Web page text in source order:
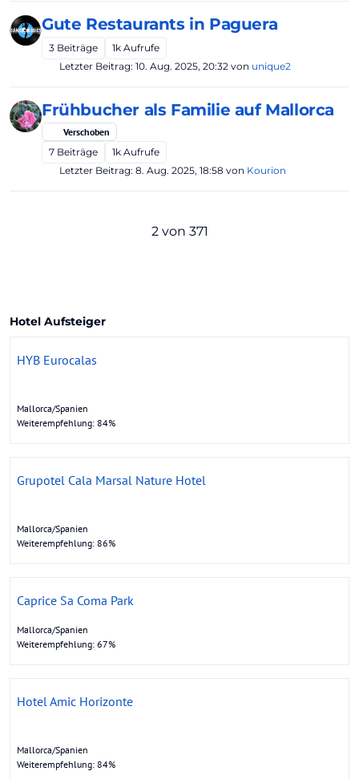
Gute Restaurants in Paguera
3 Beiträge 1k Aufrufe
Letzter Beitrag: 10. Aug. 2025, 20:32 von unique2
Frühbucher als Familie auf Mallorca
Verschoben
7 Beiträge 1k Aufrufe
Letzter Beitrag: 8. Aug. 2025, 18:58 von Kourion
2 von 371
Hotel Aufsteiger
HYB Eurocalas
Mallorca/Spanien
Weiterempfehlung: 84%
Grupotel Cala Marsal Nature Hotel
Mallorca/Spanien
Weiterempfehlung: 86%
Caprice Sa Coma Park
Mallorca/Spanien
Weiterempfehlung: 67%
Hotel Amic Horizonte
Mallorca/Spanien
Weiterempfehlung: 84%